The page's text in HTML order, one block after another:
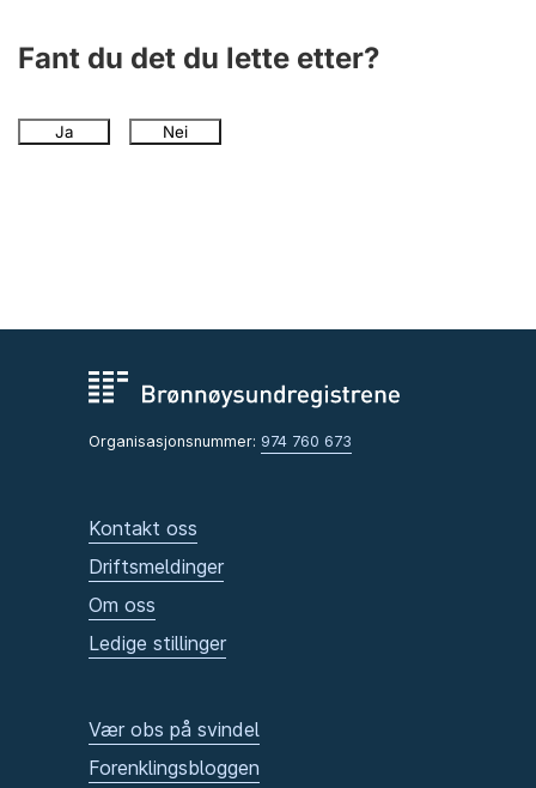
Fant du det du lette etter?
Ja Nei
Organisasjonsnummer: 974 760 673
Kontakt oss
Driftsmeldinger
Om oss
Ledige stillinger
Vær obs på svindel
Forenklingsbloggen